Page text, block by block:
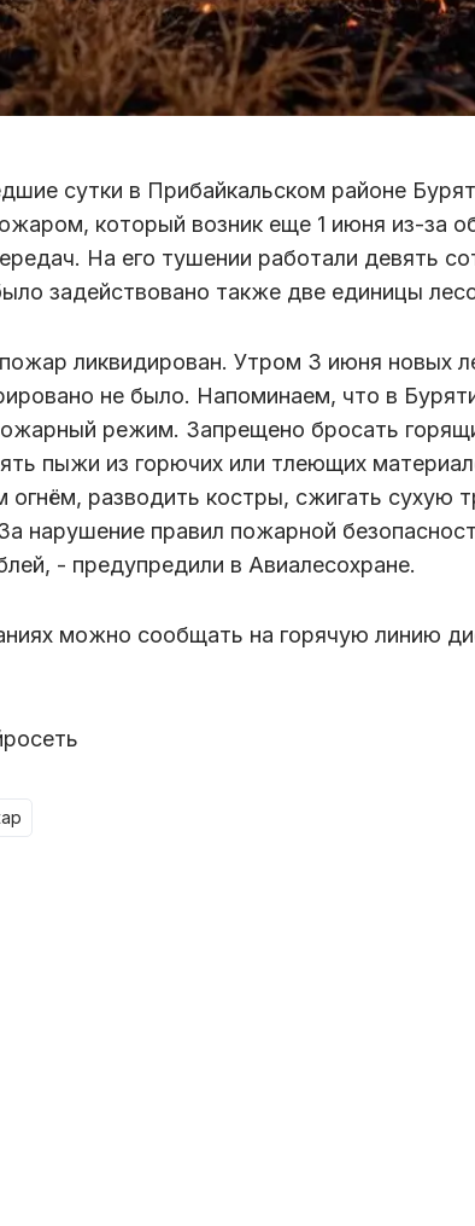
сутки в Прибайкальском районе
который возник еще 1 июня из-за
На его тушении работали девять
задействовано также две единицы
ликвидирован. Утром 3 июня новых
не было. Напоминаем, что в
режим. Запрещено бросать
пыжи из горючих или тлеющих
огнём, разводить костры, сжигать сухую
нарушение правил пожарной
- предупредили в Авиалесохране.
можно сообщать на горячую линию